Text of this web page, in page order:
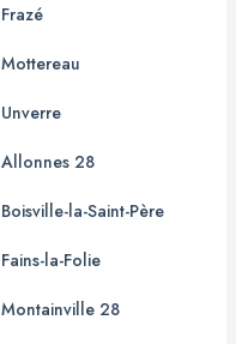
Frazé
Mottereau
Unverre
Allonnes 28
Boisville-la-Saint-Père
Fains-la-Folie
Montainville 28